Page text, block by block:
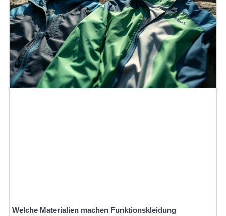
Welche Materialien machen Funktionskleidung